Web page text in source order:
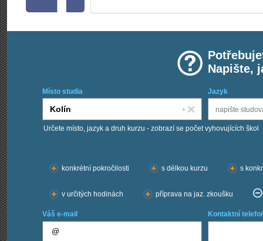
Napište,
Místo studia Jazyk
Určete místo, jazyk a druh kurzu - zobrazí se počet vyhovujících škol
konkrétní pokročilosti
s délkou kurzu s
v určitých hodinách příprava na jaz. zkoušku
Váš e-mail Kontaktní